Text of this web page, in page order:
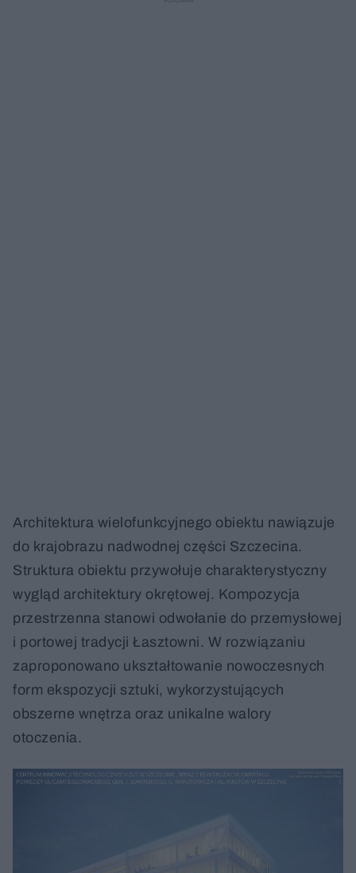
Architektura wielofunkcyjnego obiektu nawiązuje
do krajobrazu nadwodnej części Szczecina.
Struktura obiektu przywołuje charakterystyczny
wygląd architektury okrętowej. Kompozycja
przestrzenna stanowi odwołanie do przemysłowej
i portowej tradycji Łasztowni. W rozwiązaniu
zaproponowano ukształtowanie nowoczesnych
form ekspozycji sztuki, wykorzystujących
obszerne wnętrza oraz unikalne walory
otoczenia.